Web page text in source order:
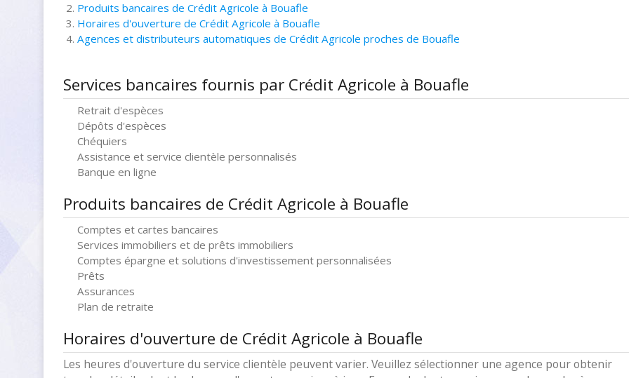
Produits bancaires de Crédit Agricole à Bouafle
Horaires d'ouverture de Crédit Agricole à Bouafle
Agences et distributeurs automatiques de Crédit Agricole proches de Bouafle
Services bancaires fournis par Crédit Agricole à Bouafle
Retrait d'espèces
Dépôts d'espèces
Chéquiers
Assistance et service clientèle personnalisés
Banque en ligne
Produits bancaires de Crédit Agricole à Bouafle
Comptes et cartes bancaires
Services immobiliers et de prêts immobiliers
Comptes épargne et solutions d'investissement personnalisées
Prêts
Assurances
Plan de retraite
Horaires d'ouverture de Crédit Agricole à Bouafle
Les heures d'ouverture du service clientèle peuvent varier. Veuillez sélectionner une agence pour obtenir